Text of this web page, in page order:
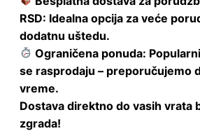
RSD: Idealna opcija za veće
dodatnu uštedu.
Ograničena ponuda:
se rasprodaju – preporučujemo
vreme.
Dostava direktno do vasih vrata
zgrada!